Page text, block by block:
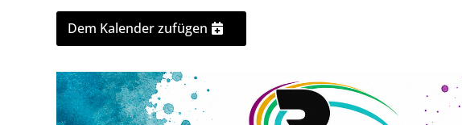
Dem Kalender zufügen